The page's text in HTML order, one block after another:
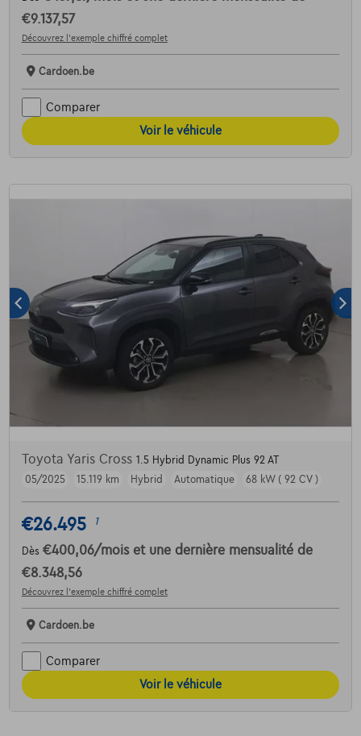
€9.137,57
Découvrez l’exemple chiffré complet
Cardoen.be
Comparer
Voir le véhicule
Toyota Yaris Cross 1.5 Hybrid Dynamic Plus 92 AT
05/2025
15.119 km Hybrid Automatique 68 kW ( 92 CV )
€26.495 1
Dès €400,06/mois et une dernière mensualité de
€8.348,56
Découvrez l’exemple chiffré complet
Cardoen.be
Comparer
Voir le véhicule